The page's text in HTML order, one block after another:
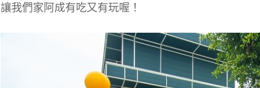
讓我們家阿成有吃又有玩喔！